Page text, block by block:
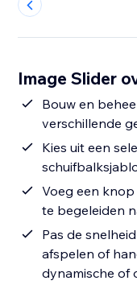
Image Slider
Bouw en
verschillende
Kies uit een
Voeg een
te begeleiden
Pas de
afspelen of
dynamische of